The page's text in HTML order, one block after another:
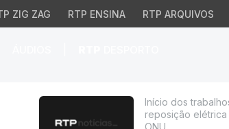
ZIG ZAG RTP ENSINA RTP ARQUIVOS
em Zaporijia -
Início dos
reposição
ONU